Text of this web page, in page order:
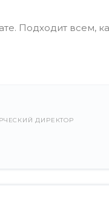
Подходит всем,
ДИРЕКТОР